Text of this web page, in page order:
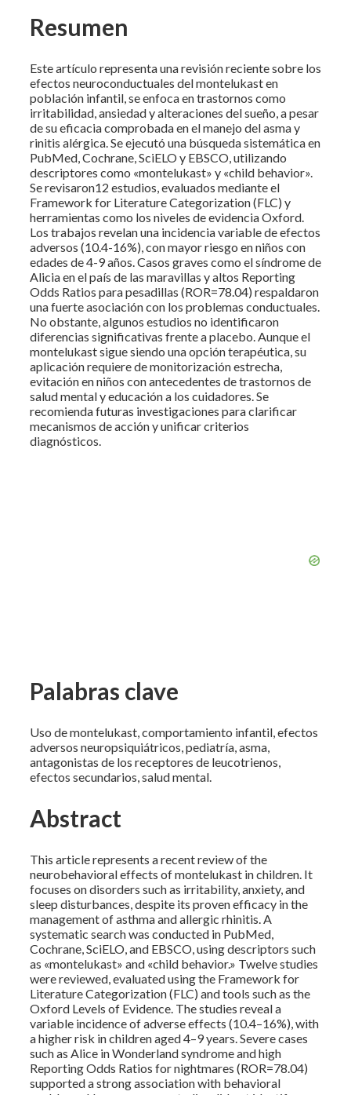
Resumen
Este artículo representa una revisión reciente sobre los
efectos neuroconductuales del montelukast en
población infantil, se enfoca en trastornos como
irritabilidad, ansiedad y alteraciones del sueño, a pesar
de su eficacia comprobada en el manejo del asma y
rinitis alérgica. Se ejecutó una búsqueda sistemática en
PubMed, Cochrane, SciELO y EBSCO, utilizando
descriptores como «montelukast» y «child behavior».
Se revisaron12 estudios, evaluados mediante el
Framework for Literature Categorization (FLC) y
herramientas como los niveles de evidencia Oxford.
Los trabajos revelan una incidencia variable de efectos
adversos (10.4-16%), con mayor riesgo en niños con
edades de 4-9 años. Casos graves como el síndrome de
Alicia en el país de las maravillas y altos Reporting
Odds Ratios para pesadillas (ROR=78.04) respaldaron
una fuerte asociación con los problemas conductuales.
No obstante, algunos estudios no identificaron
diferencias significativas frente a placebo. Aunque el
montelukast sigue siendo una opción terapéutica, su
aplicación requiere de monitorización estrecha,
evitación en niños con antecedentes de trastornos de
salud mental y educación a los cuidadores. Se
recomienda futuras investigaciones para clarificar
mecanismos de acción y unificar criterios
diagnósticos.
Palabras clave
Uso de montelukast, comportamiento infantil, efectos
adversos neuropsiquiátricos, pediatría, asma,
antagonistas de los receptores de leucotrienos,
efectos secundarios, salud mental.
Abstract
This article represents a recent review of the
neurobehavioral effects of montelukast in children. It
focuses on disorders such as irritability, anxiety, and
sleep disturbances, despite its proven efficacy in the
management of asthma and allergic rhinitis. A
systematic search was conducted in PubMed,
Cochrane, SciELO, and EBSCO, using descriptors such
as «montelukast» and «child behavior.» Twelve studies
were reviewed, evaluated using the Framework for
Literature Categorization (FLC) and tools such as the
Oxford Levels of Evidence. The studies reveal a
variable incidence of adverse effects (10.4–16%), with
a higher risk in children aged 4–9 years. Severe cases
such as Alice in Wonderland syndrome and high
Reporting Odds Ratios for nightmares (ROR=78.04)
supported a strong association with behavioral